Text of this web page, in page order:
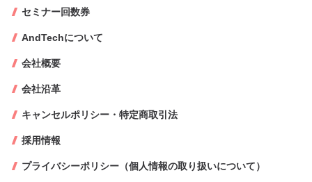
セミナー回数券
AndTechについて
会社概要
会社沿革
キャンセルポリシー・特定商取引法
採用情報
プライバシーポリシー（個人情報の取り扱いについて）